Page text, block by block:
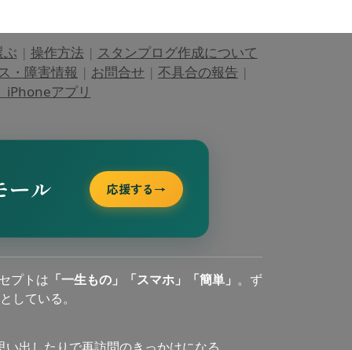
| 操作方法| スタンプログ作成について
・障害情報 | お問合せ | 不具合の報告 |
iPhoneアプリ
ール 応援する→
プトは 「一生もの」「スマホ」「簡単」 。ず
している。